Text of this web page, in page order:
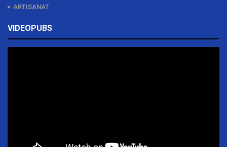
ARTISANAT
VIDEOPUBS